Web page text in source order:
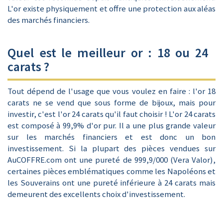
L'or existe physiquement et offre une protection aux aléas
des marchés financiers.
Quel est le meilleur or : 18 ou 24
carats ?
Tout dépend de l'usage que vous voulez en faire : l'or 18
carats ne se vend que sous forme de bijoux, mais pour
investir, c'est l'or 24 carats qu'il faut choisir ! L'or 24 carats
est composé à 99,9% d'or pur. Il a une plus grande valeur
sur les marchés financiers et est donc un bon
investissement. Si la plupart des pièces vendues sur
AuCOFFRE.com ont une pureté de 999,9/000 (Vera Valor),
certaines pièces emblématiques comme les Napoléons et
les Souverains ont une pureté inférieure à 24 carats mais
demeurent des excellents choix d'investissement.